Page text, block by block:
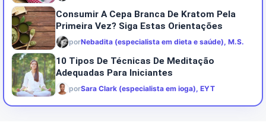
Consumir A Cepa Branca De Kratom Pela
Primeira Vez? Siga Estas Orientações
porNebadita (especialista em dieta e saúde), M.S.
10 Tipos De Técnicas De Meditação
Adequadas Para Iniciantes
porSara Clark (especialista em ioga), EYT